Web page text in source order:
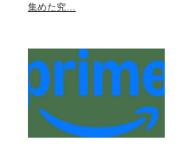
集めた究…